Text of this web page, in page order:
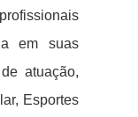
em suas
atuação,
Esportes